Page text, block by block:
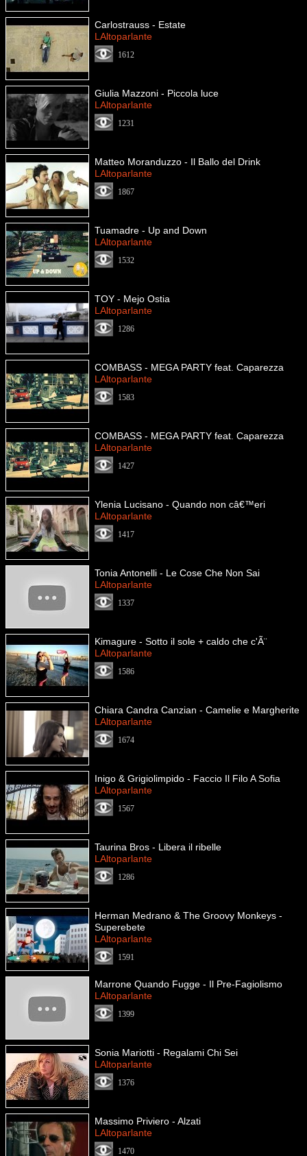
Carlostrauss - Estate
LAltoparlante
1612
Giulia Mazzoni - Piccola luce
LAltoparlante
1231
Matteo Moranduzzo - Il Ballo del Drink
LAltoparlante
1867
Tuamadre - Up and Down
LAltoparlante
1532
TOY - Mejo Ostia
LAltoparlante
1286
COMBASS - MEGA PARTY feat. Caparezza
LAltoparlante
1583
COMBASS - MEGA PARTY feat. Caparezza
LAltoparlante
1427
Ylenia Lucisano - Quando non câ€™eri
LAltoparlante
1417
Tonia Antonelli - Le Cose Che Non Sai
LAltoparlante
1337
Kimagure - Sotto il sole + caldo che c'Ã¨
LAltoparlante
1586
Chiara Candra Canzian - Camelie e Margherite
LAltoparlante
1674
Inigo & Grigiolimpido - Faccio Il Filo A Sofia
LAltoparlante
1567
Taurina Bros - Libera il ribelle
LAltoparlante
1286
Herman Medrano & The Groovy Monkeys -
Superebete
LAltoparlante
1591
Marrone Quando Fugge - Il Pre-Fagiolismo
LAltoparlante
1399
Sonia Mariotti - Regalami Chi Sei
LAltoparlante
1376
Massimo Priviero - Alzati
LAltoparlante
1470